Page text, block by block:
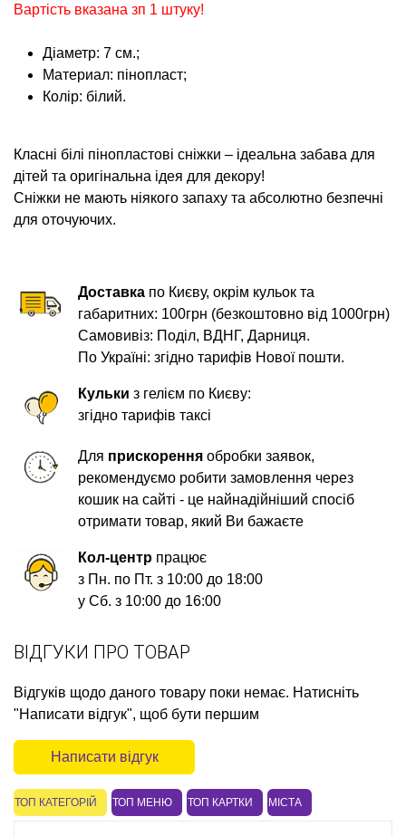
Вартість вказана зп 1 штуку!
Діаметр: 7 см.;
Материал: пінопласт;
Колір: білий.
Класні білі пінопластові сніжки – ідеальна забава для
дітей та оригінальна ідея для декору!
Сніжки не мають ніякого запаху та абсолютно безпечні
для оточуючих.
Доставка по Києву, окрім кульок та
габаритних: 100грн (безкоштовно від 1000грн)
Самовивіз: Поділ, ВДНГ, Дарниця.
По Україні: згідно тарифів Нової пошти.
Кульки з гелієм по Києву:
згідно тарифів таксі
Для прискорення обробки заявок,
рекомендуємо робити замовлення через
кошик на сайті - це найнадійніший спосіб
отримати товар, який Ви бажаєте
Кол-центр працює
з Пн. по Пт. з 10:00 до 18:00
у Сб. з 10:00 до 16:00
ВІДГУКИ ПРО ТОВАР
Відгуків щодо даного товару поки немає. Натисніть
"Написати відгук", щоб бути першим
Написати відгук
ТОП КАТЕГОРІЙ ТОП МЕНЮ ТОП КАРТКИ МІСТА